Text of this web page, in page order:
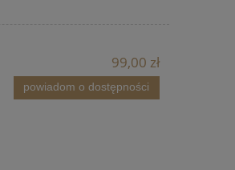
99,00 zł
powiadom o dostępności